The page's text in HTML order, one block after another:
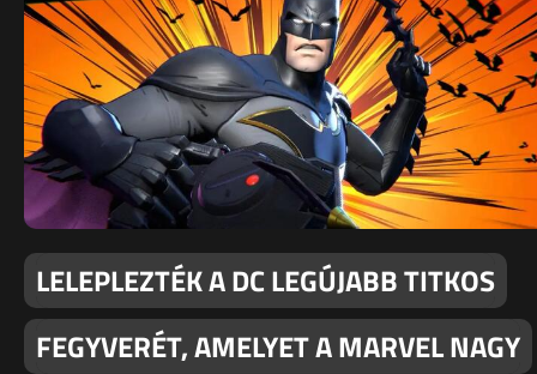
LELEPLEZTÉK A DC LEGÚJABB TITKOS
FEGYVERÉT, AMELYET A MARVEL NAGY